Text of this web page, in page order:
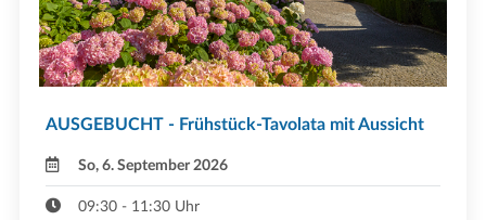
AUSGEBUCHT - Frühstück-Tavolata mit Aussicht
So, 6. September 2026
09:30 - 11:30 Uhr